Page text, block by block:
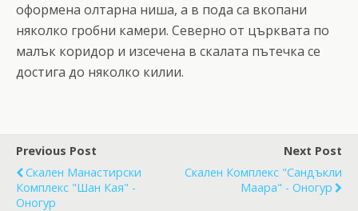
оформена олтарна ниша, а в пода са вкопани
няколко гробни камери. Северно от църквата по
малък коридор и изсечена в скалата пътечка се
достига до няколко килии.
Previous Post
Скален Манастирски
Комплекс "Шан Кая" -
Оногур
Next Post
Скален Комплекс "Сандъкли
Маара" - Оногур